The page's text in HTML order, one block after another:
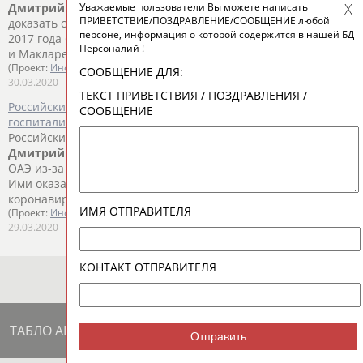
Дмитрий
СтраховиДмитрийСоколов боролись за право
доказать свою неп... ...Светланы Кузнецовой. В сентябре
2017 года Свешников,Страхови Соколов подали иск к WADA
и Макларену, чьи выводы о...
(Проект: Информационное агентство СТАДИОН
30.03.2020
Российские велогонщики Дмитрий Страхов и Игорь Боев,
госпитализированные в ОАЭ, чувствуют себя хорошо
Российские велогонщики команды "Газпром-Русвело"
Дмитрий
ОАЭ из-за поло... ...заразились коронавирусом нового типа.
Ими оказались
коронавирус дали...
(Проект: Информационное агентство СТАДИОН
29.03.2020
ТАБЛО АКТИВНОСТИ
Уважаемые пользователи Вы можете написать
ПРИВЕТСТВИЕ/ПОЗДРАВЛЕНИЕ/СООБЩЕНИЕ любой
персоне, информация о которой содержится в нашей БД
Персоналий !
СООБЩЕНИЕ ДЛЯ:
ТЕКСТ ПРИВЕТСТВИЯ / ПОЗДРАВЛЕНИЯ /
СООБЩЕНИЕ
ИМЯ ОТПРАВИТЕЛЯ
КОНТАКТ ОТПРАВИТЕЛЯ
Отправить